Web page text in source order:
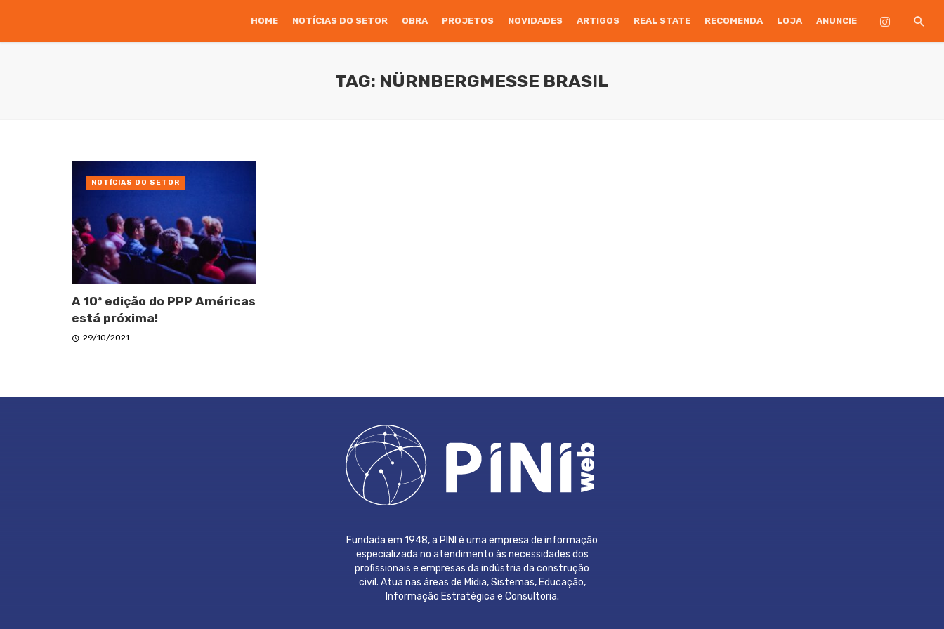
HOME NOTÍCIAS DO SETOR OBRA PROJETOS NOVIDADES ARTIGOS REAL STATE RECOMENDA LOJA ANUNCIE
TAG: NÜRNBERGMESSE BRASIL
A 10ª edição do PPP Américas
está próxima!
29/10/2021
NOTÍCIAS DO SETOR
Fundada em 1948, a PINI é uma empresa de informação
especializada no atendimento às necessidades dos
profissionais e empresas da indústria da construção
civil. Atua nas áreas de Mídia, Sistemas, Educação,
Informação Estratégica e Consultoria.